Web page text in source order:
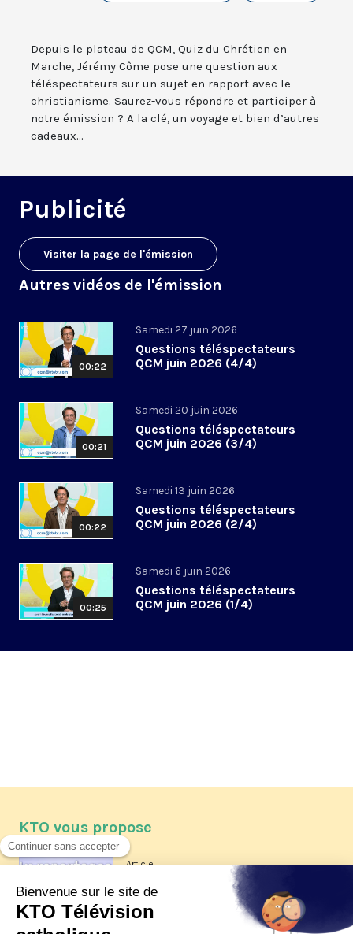
Depuis le plateau de QCM, Quiz du Chrétien en
Marche, Jérémy Côme pose une question aux
téléspectateurs sur un sujet en rapport avec le
christianisme. Saurez-vous répondre et participer à
notre émission ? A la clé, un voyage et bien d’autres
cadeaux...
Publicité
Visiter la page de l'émission
Autres vidéos de l'émission
00:22
Samedi 27 juin 2026
Questions téléspectateurs
QCM juin 2026 (4/4)
00:21
Samedi 20 juin 2026
Questions téléspectateurs
QCM juin 2026 (3/4)
00:22
Samedi 13 juin 2026
Questions téléspectateurs
QCM juin 2026 (2/4)
00:25
Samedi 6 juin 2026
Questions téléspectateurs
QCM juin 2026 (1/4)
KTO vous propose
Article
Les reportages d'été 2026 de KTO